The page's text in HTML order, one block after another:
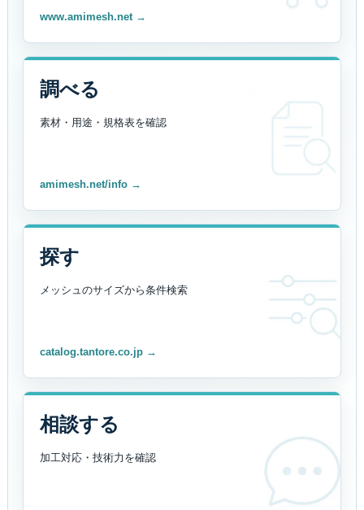
www.amimesh.net →
調べる
素材・用途・規格表を確認
amimesh.net/info →
探す
メッシュのサイズから条件検索
catalog.tantore.co.jp →
相談する
加工対応・技術力を確認